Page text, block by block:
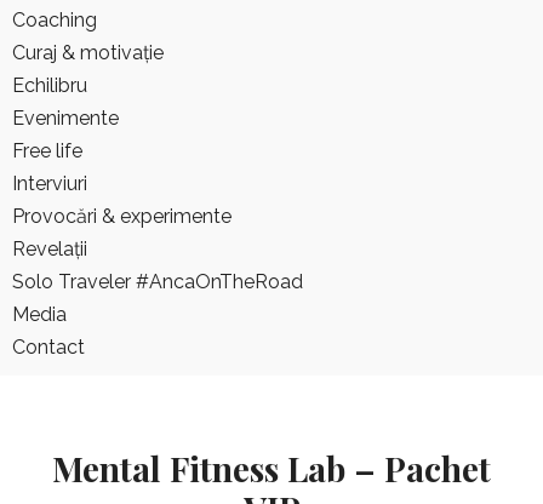
Coaching
Curaj & motivație
Echilibru
Evenimente
Free life
Interviuri
Provocări & experimente
Revelații
Solo Traveler #AncaOnTheRoad
Media
Contact
Interviuri
Provocări & experimente
Revelații
Solo Traveler #AncaOnTheRoad
Media
Contact
Mental Fitness Lab – Pachet